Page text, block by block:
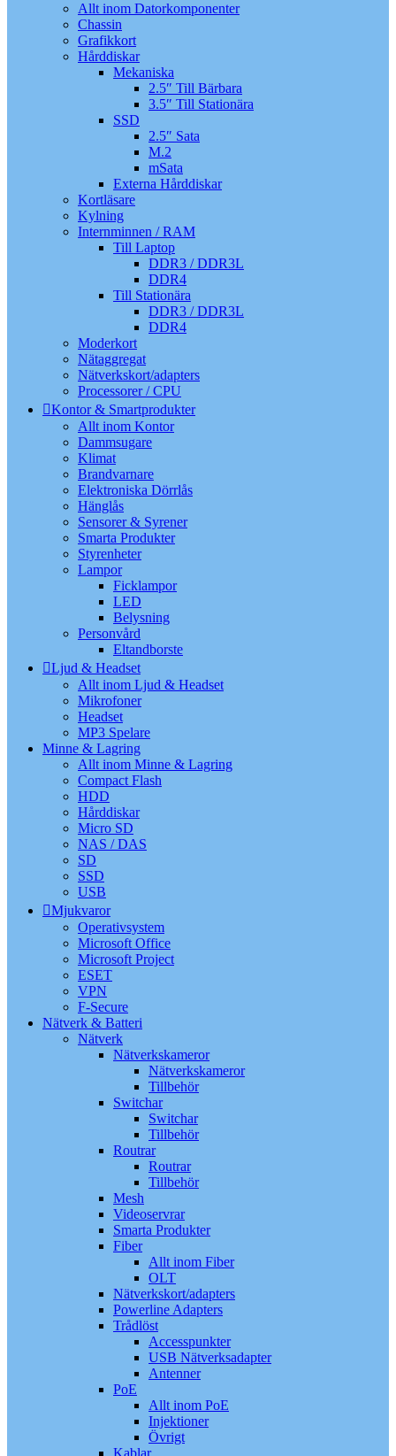
Allt inom Datorkomponenter
Chassin
Grafikkort
Hårddiskar
Mekaniska
2.5″ Till Bärbara
3.5″ Till Stationära
SSD
2.5″ Sata
M.2
mSata
Externa Hårddiskar
Kortläsare
Kylning
Internminnen / RAM
Till Laptop
DDR3 / DDR3L
DDR4
Till Stationära
DDR3 / DDR3L
DDR4
Moderkort
Nätaggregat
Nätverkskort/adapters
Processorer / CPU
Kontor & Smartprodukter
Allt inom Kontor
Dammsugare
Klimat
Brandvarnare
Elektroniska Dörrlås
Hänglås
Sensorer & Syrener
Smarta Produkter
Styrenheter
Lampor
Ficklampor
LED
Belysning
Personvård
Eltandborste
Ljud & Headset
Allt inom Ljud & Headset
Mikrofoner
Headset
MP3 Spelare
Minne & Lagring
Allt inom Minne & Lagring
Compact Flash
HDD
Hårddiskar
Micro SD
NAS / DAS
SD
SSD
USB
Mjukvaror
Operativsystem
Microsoft Office
Microsoft Project
ESET
VPN
F-Secure
Nätverk & Batteri
Nätverk
Nätverkskameror
Nätverkskameror
Tillbehör
Switchar
Switchar
Tillbehör
Routrar
Routrar
Tillbehör
Mesh
Videoservrar
Smarta Produkter
Fiber
Allt inom Fiber
OLT
Nätverkskort/adapters
Powerline Adapters
Trådlöst
Accesspunkter
USB Nätverksadapter
Antenner
PoE
Allt inom PoE
Injektioner
Övrigt
Kablar